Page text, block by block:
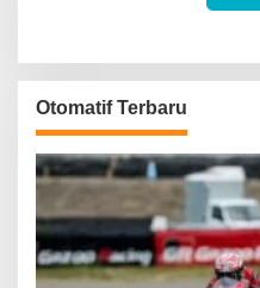
Otomatif Terbaru